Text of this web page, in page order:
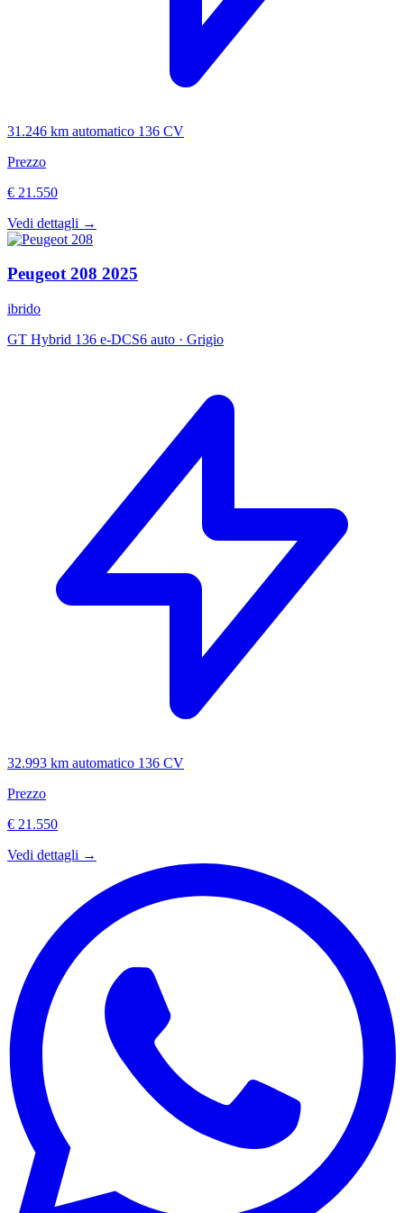
31.246 km automatico 136 CV
Prezzo
€ 21.550
Vedi dettagli →
Peugeot208 2025
ibrido
GT Hybrid 136 e-DCS6 auto · Grigio
32.993 km automatico 136 CV
Prezzo
€ 21.550
Vedi dettagli →